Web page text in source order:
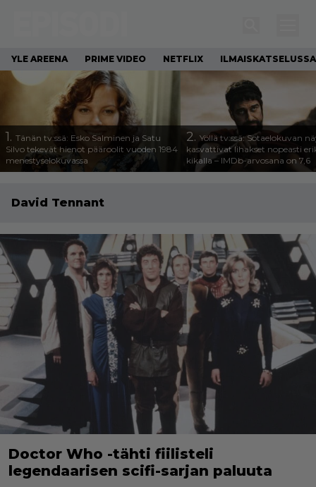
YLE AREENA PRIME VIDEO NETFLIX ILMAISKATSELUSSA
1. Tänän tv:ssä: Esko Salminen ja Satu
Silvo tekevät hienot pääroolit vuoden 1984
menestyselokuvassa
2. Yöllä tv:ssä: Sotaelokuvan
kasvattivat lihakset nopeasti
kikalla – IMDb-arvosana on 7,6
David Tennant
Doctor Who -tähti fiilisteli
legendaarisen scifi-sarjan paluuta